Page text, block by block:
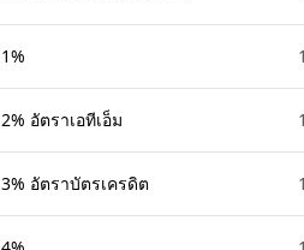
1%
2% อัตราเอทีเอ็ม
3% อัตราบัตรเครดิต